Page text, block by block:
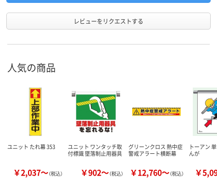
レビューをリクエストする
人気の商品
ユニット たれ幕 353
￥2,037～（税込）
ユニット ワンタッチ取
付標識 墜落制止用器具
￥902～（税込）
グリーンクロス 熱中症
警戒アラート横断幕
￥12,760～（税込）
トーアン
んが
￥